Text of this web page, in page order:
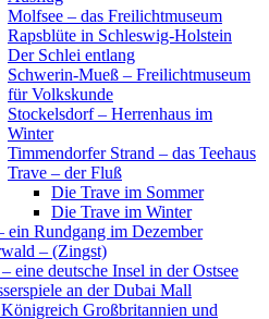
Molfsee – das Freilichtmuseum
Rapsblüte in Schleswig-Holstein
Der Schlei entlang
Schwerin-Mueß – Freilichtmuseum
für Volkskunde
Stockelsdorf – Herrenhaus im
Winter
Timmendorfer Strand – das Teehaus
Trave – der Fluß
Die Trave im Sommer
Die Trave im Winter
ein Rundgang im Dezember
– (Zingst)
eine deutsche Insel in der Ostsee
an der Dubai Mall
Großbritannien und